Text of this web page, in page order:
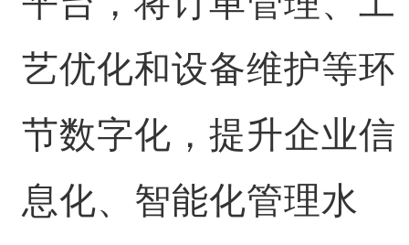
艺优化和设备维护等环
节数字化，提升企业信
息化、智能化管理水